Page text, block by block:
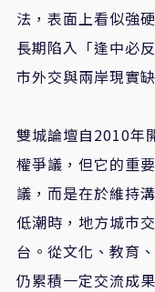
法，表面上看似強
長期陷入「逢中必
市外交與兩岸現實
雙城論壇自2010年
權爭議，但它的重
議，而是在於維持
低潮時，地方城市
台。從文化、教育
仍累積一定交流成